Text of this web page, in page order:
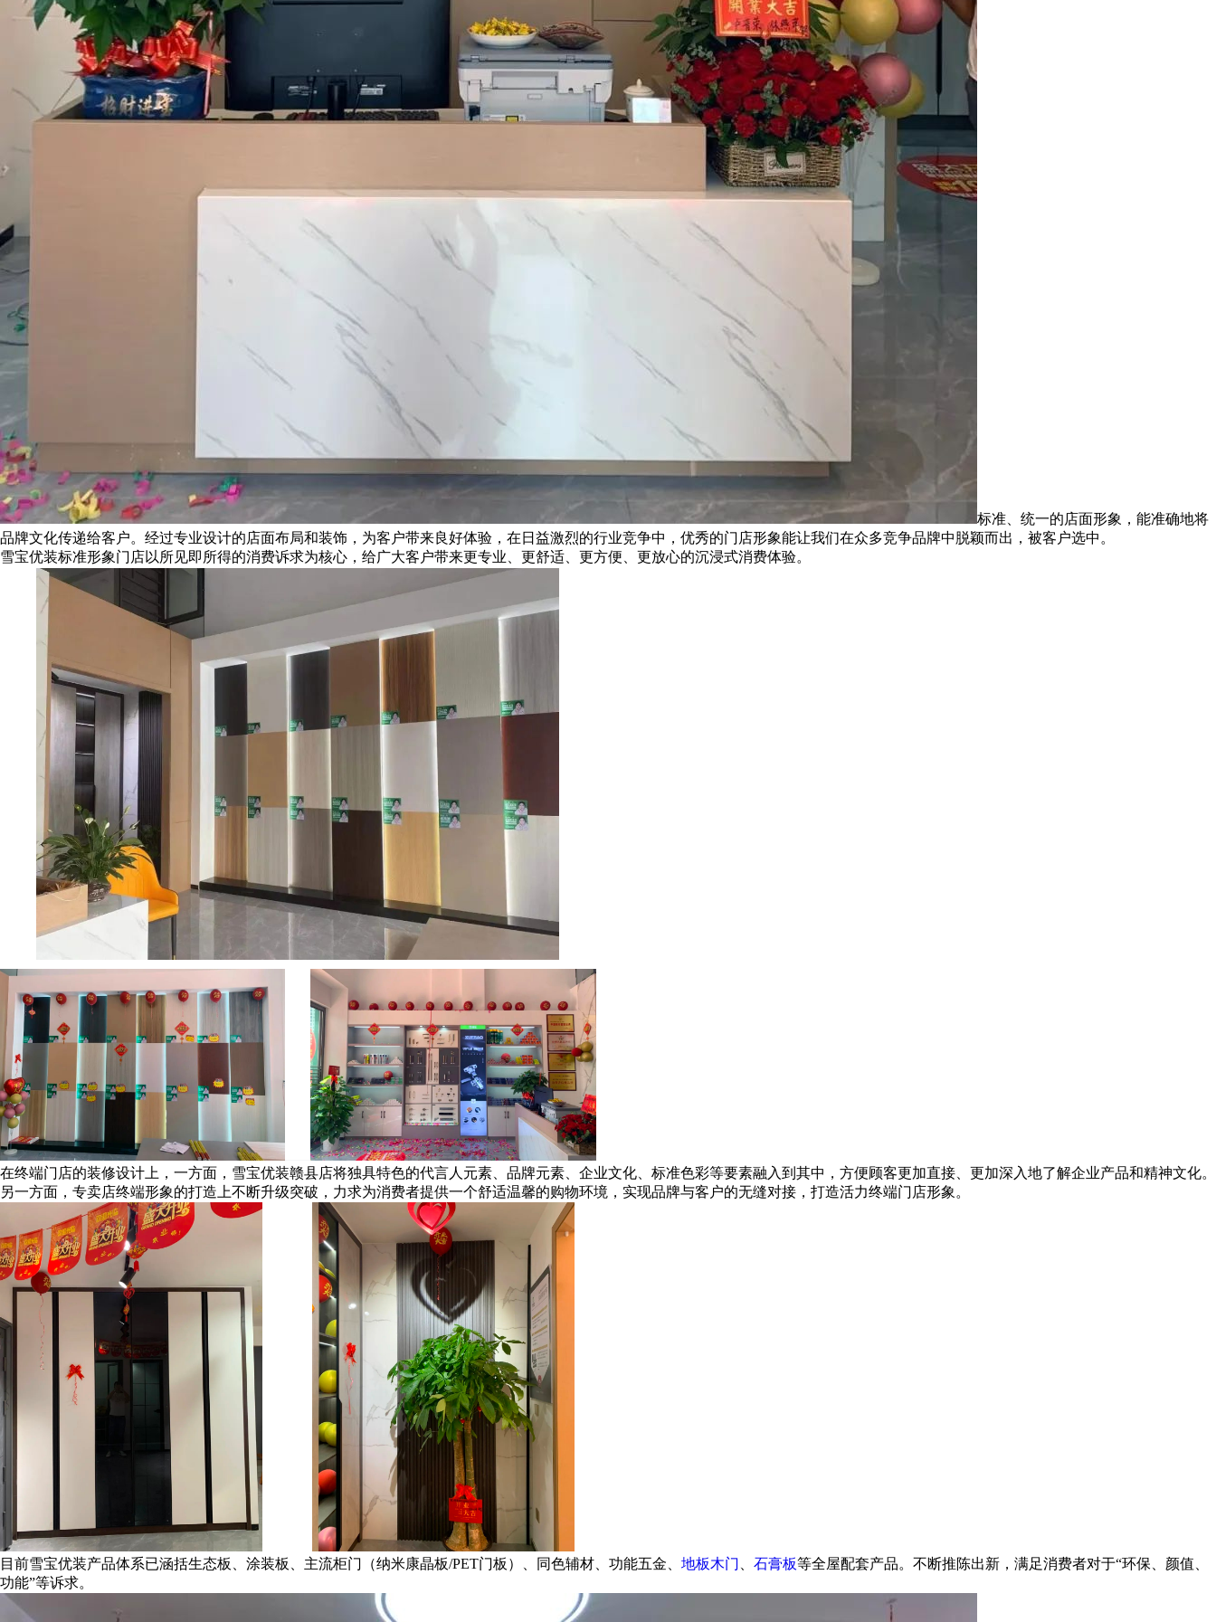
标准、统一的店面形象，能准确地将
品牌文化传递给客户。经过专业设计的店面布局和装饰，为客户带来良好体验，在日益激烈的行业竞争中，优秀的门店形象能让我们在众多竞争品牌中脱颖而出，被客户选中。
雪宝优装标准形象门店以所见即所得的消费诉求为核心，给广大客户带来更专业、更舒适、更方便、更放心的沉浸式消费体验。
在终端门店的装修设计上，一方面，雪宝优装赣县店将独具特色的代言人元素、品牌元素、企业文化、标准色彩等要素融入到其中，方便顾客更加直接、更加深入地了解企业产品和精神文化。
另一方面，专卖店终端形象的打造上不断升级突破，力求为消费者提供一个舒适温馨的购物环境，实现品牌与客户的无缝对接，打造活力终端门店形象。
目前雪宝优装产品体系已涵括生态板、涂装板、主流柜门（纳米康晶板/PET门板）、同色辅材、功能五金、 地板木门 石膏板等全屋配套产品。不断推陈出新，满足消费者对于“环保、颜值、
功能”等诉求。